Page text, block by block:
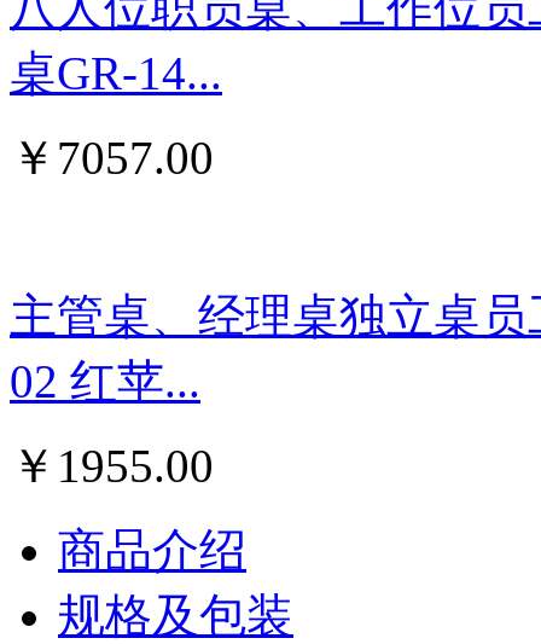
桌GR-14...
￥ 7057.00
主管桌、经理桌独立桌
02 红苹...
￥ 1955.00
商品介绍
规格及包装